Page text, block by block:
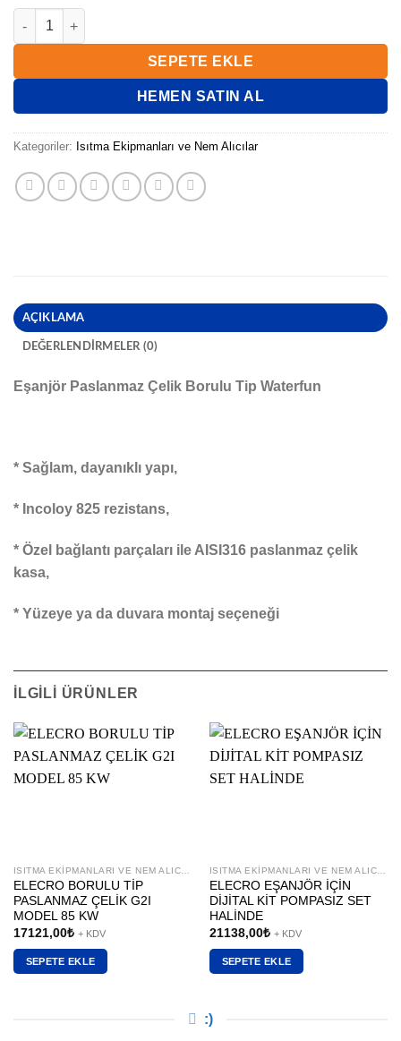
ELECRO BORULU TİP PASLANMAZ ÇELİK G2 MODEL 85 KW
SEPETE EKLE
HEMEN SATIN AL
Kategoriler: Isıtma Ekipmanları ve Nem Alıcılar
AÇIKLAMA
DEĞERLENDIRMELER (0)
Eşanjör Paslanmaz Çelik Borulu Tip Waterfun
* Sağlam, dayanıklı yapı,
* Incoloy 825 rezistans,
* Özel bağlantı parçaları ile AISI316 paslanmaz çelik
kasa,
* Yüzeye ya da duvara montaj seçeneği
İLGILI ÜRÜNLER
ELECRO BORULU TİP
PASLANMAZ ÇELİK G2I
MODEL 85 KW
17121,00₺ + KDV
SEPETE EKLE
ELECRO EŞANJÖR İÇİN
DİJİTAL KİT POMPASIZ SET
HALİNDE
21138,00₺ + KDV
SEPETE EKLE
:)